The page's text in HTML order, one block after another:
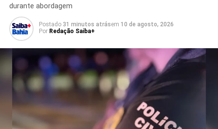
Defesa de Bolsonaro fala em “massacre” e pede
julgamento imparcial no STF
durante abordagem
Postado 31 minutos atrásem 10 de agosto, 2026
Por Redação Saiba+